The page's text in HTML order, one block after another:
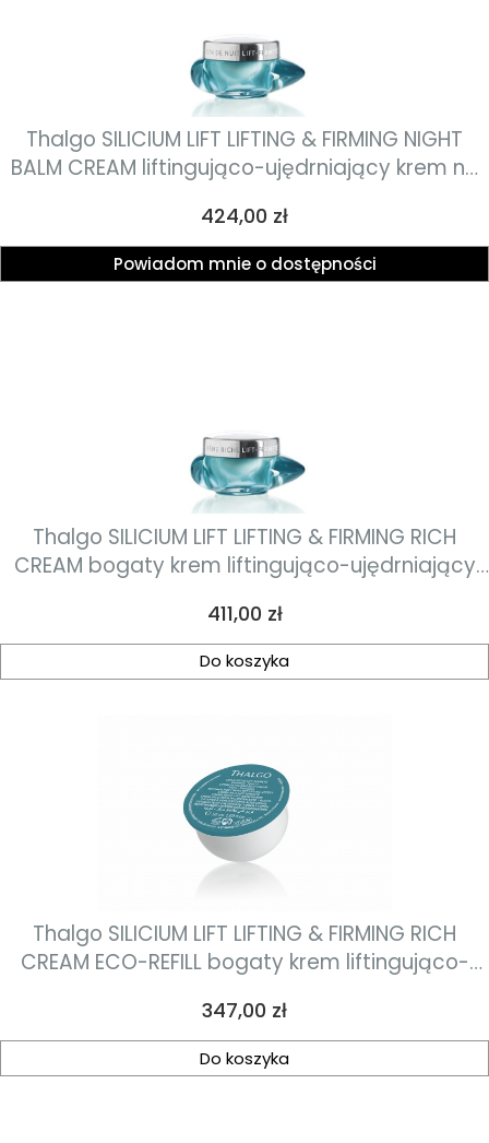
Thalgo SILICIUM LIFT LIFTING & FIRMING NIGHT
BALM CREAM liftingująco-ujędrniający krem na
Cena
424,00 zł
Powiadom mnie o dostępności
Thalgo SILICIUM LIFT LIFTING & FIRMING RICH
CREAM bogaty krem liftingująco-ujędrniający
Cena
411,00 zł
Do koszyka
Thalgo SILICIUM LIFT LIFTING & FIRMING RICH
CREAM ECO-REFILL bogaty krem liftingująco-
Cena
347,00 zł
Do koszyka